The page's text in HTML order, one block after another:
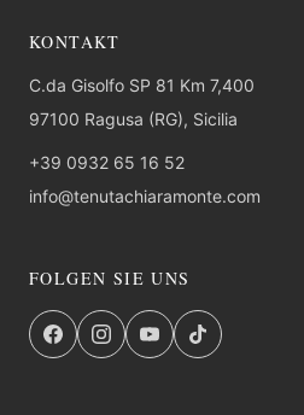
KONTAKT
C.da Gisolfo SP 81 Km 7,400
97100 Ragusa (RG), Sicilia
+39 0932 65 16 52
info@tenutachiaramonte.com
FOLGEN SIE UNS